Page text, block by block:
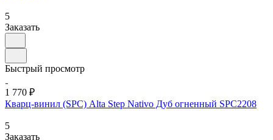
5
Заказать
Быстрый просмотр
1 770 ₽
Кварц-винил (SPC) Alta Step Nativo Дуб огненный SPC2208
5
Заказать